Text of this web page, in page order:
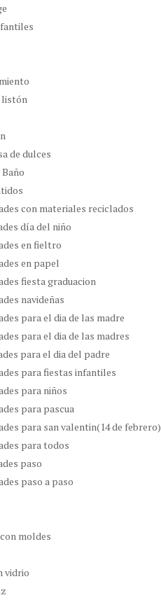
listón
de dulces
Baño
con materiales reciclados
día del niño
en fieltro
en papel
fiesta graduacion
navideñas
para el dia de las madre
para el dia de las madres
para el dia del padre
para fiestas infantiles
para niños
para pascua
para san valentin(14 de febrero)
para todos
paso
paso a paso
moldes
vidrio